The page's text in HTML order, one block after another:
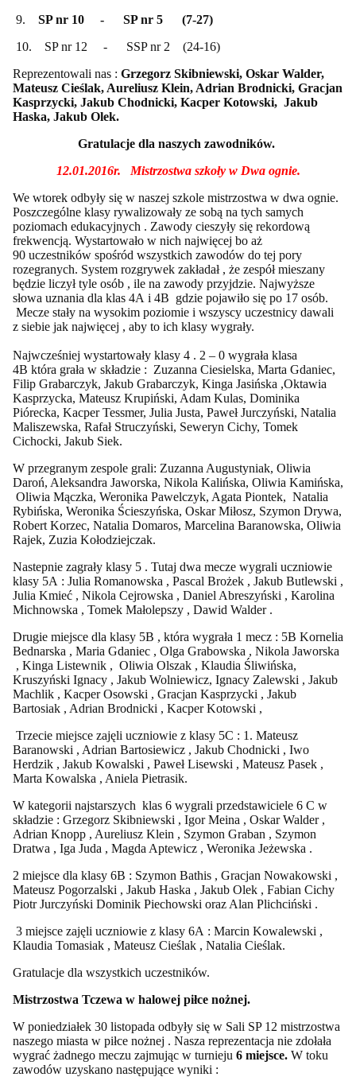
9. SP nr 10 - SP nr 5 (7-27)
10. SP nr 12 - SSP nr 2 (24-16)
Reprezentowali nas : Grzegorz Skibniewski, Oskar Walder,
Mateusz Cieślak, Aureliusz Klein, Adrian Brodnicki, Gracjan
Kasprzycki, Jakub Chodnicki, Kacper Kotowski, Jakub
Haska, Jakub Olek.
Gratulacje dla naszych zawodników.
12.01.2016r. Mistrzostwa szkoły w Dwa ognie.
We wtorek odbyły się w naszej szkole mistrzostwa w dwa ognie.
Poszczególne klasy rywalizowały ze sobą na tych samych
poziomach edukacyjnych . Zawody cieszyły się rekordową
frekwencją. Wystartowało w nich najwięcej bo aż
90 uczestników spośród wszystkich zawodów do tej pory
rozegranych. System rozgrywek zakładał , że zespół mieszany
będzie liczył tyle osób , ile na zawody przyjdzie. Najwyższe
słowa uznania dla klas 4A i 4B gdzie pojawiło się po 17 osób.
Mecze stały na wysokim poziomie i wszyscy uczestnicy dawali
z siebie jak najwięcej , aby to ich klasy wygrały.
Najwcześniej wystartowały klasy 4 . 2 – 0 wygrała klasa
4B która grała w składzie : Zuzanna Ciesielska, Marta Gdaniec,
Filip Grabarczyk, Jakub Grabarczyk, Kinga Jasińska ,Oktawia
Kasprzycka, Mateusz Krupiński, Adam Kulas, Dominika
Piórecka, Kacper Tessmer, Julia Justa, Paweł Jurczyński, Natalia
Maliszewska, Rafał Struczyński, Seweryn Cichy, Tomek
Cichocki, Jakub Siek.
W przegranym zespole grali: Zuzanna Augustyniak, Oliwia
Daroń, Aleksandra Jaworska, Nikola Kalińska, Oliwia Kamińska,
Oliwia Mączka, Weronika Pawelczyk, Agata Piontek, Natalia
Rybińska, Weronika Ścieszyńska, Oskar Miłosz, Szymon Drywa,
Robert Korzec, Natalia Domaros, Marcelina Baranowska, Oliwia
Rajek, Zuzia Kołodziejczak.
Nastepnie zagrały klasy 5 . Tutaj dwa mecze wygrali uczniowie
klasy 5A : Julia Romanowska , Pascal Brożek , Jakub Butlewski ,
Julia Kmieć , Nikola Cejrowska , Daniel Abreszyński , Karolina
Michnowska , Tomek Małolepszy , Dawid Walder .
Drugie miejsce dla klasy 5B , która wygrała 1 mecz : 5B Kornelia
Bednarska , Maria Gdaniec , Olga Grabowska , Nikola Jaworska
, Kinga Listewnik , Oliwia Olszak , Klaudia Śliwińska,
Kruszyński Ignacy , Jakub Wolniewicz, Ignacy Zalewski , Jakub
Machlik , Kacper Osowski , Gracjan Kasprzycki , Jakub
Bartosiak , Adrian Brodnicki , Kacper Kotowski ,
Trzecie miejsce zajęli uczniowie z klasy 5C : 1. Mateusz
Baranowski , Adrian Bartosiewicz , Jakub Chodnicki , Iwo
Herdzik , Jakub Kowalski , Paweł Lisewski , Mateusz Pasek ,
Marta Kowalska , Aniela Pietrasik.
W kategorii najstarszych klas 6 wygrali przedstawiciele 6 C w
składzie : Grzegorz Skibniewski , Igor Meina , Oskar Walder ,
Adrian Knopp , Aureliusz Klein , Szymon Graban , Szymon
Dratwa , Iga Juda , Magda Aptewicz , Weronika Jeżewska .
2 miejsce dla klasy 6B : Szymon Bathis , Gracjan Nowakowski ,
Mateusz Pogorzalski , Jakub Haska , Jakub Olek , Fabian Cichy
Piotr Jurczyński Dominik Piechowski oraz Alan Plichciński .
3 miejsce zajęli uczniowie z klasy 6A : Marcin Kowalewski ,
Klaudia Tomasiak , Mateusz Cieślak , Natalia Cieślak.
Gratulacje dla wszystkich uczestników.
Mistrzostwa Tczewa w halowej piłce nożnej.
W poniedziałek 30 listopada odbyły się w Sali SP 12 mistrzostwa
naszego miasta w piłce nożnej . Nasza reprezentacja nie zdołała
wygrać żadnego meczu zajmując w turnieju 6 miejsce. W toku
zawodów uzyskano następujące wyniki :